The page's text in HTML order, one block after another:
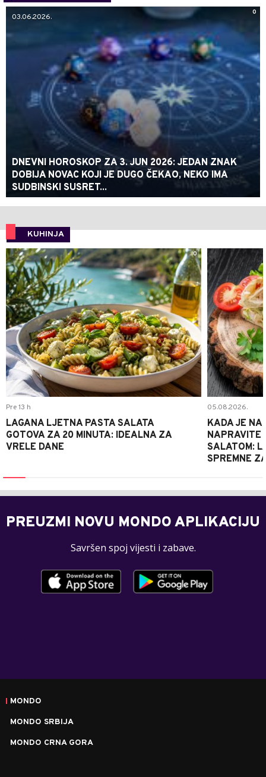
0
03.06.2026.
DNEVNI HOROSKOP ZA 3. JUN 2026: JEDAN ZNAK
DOBIJA NOVAC KOJI JE DUGO ČEKAO, NEKO IMA
SUDBINSKI SUSRET...
KUHINJA
0
Pre 13 h
LAGANA LJETNA PASTA SALATA
GOTOVA ZA 20 MINUTA: IDEALNA ZA
VRELE DANE
05.08.2026.
KADA JE
NAPRAVITE
SALATOM:
SPREMNE
PREUZMI NOVU MONDO APLIKACIJU
Savršen spoj vijesti i zabave.
MONDO
MONDO SRBIJA
MONDO CRNA GORA